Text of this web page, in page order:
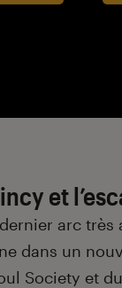
et
arc très
dans un
Society et